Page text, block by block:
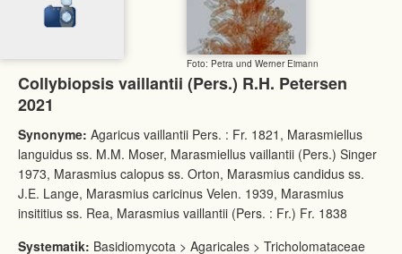
Foto: Petra und Werner Eimann
Collybiopsis vaillantii (Pers.) R.H. Petersen
2021
Synonyme: Agaricus vaillantii Pers. : Fr. 1821, Marasmiellus
languidus ss. M.M. Moser, Marasmiellus vaillantii (Pers.) Singer
1973, Marasmius calopus ss. Orton, Marasmius candidus ss.
J.E. Lange, Marasmius caricinus Velen. 1939, Marasmius
insititius ss. Rea, Marasmius vaillantii (Pers. : Fr.) Fr. 1838
Systematik: Basidiomycota > Agaricales > Tricholomataceae